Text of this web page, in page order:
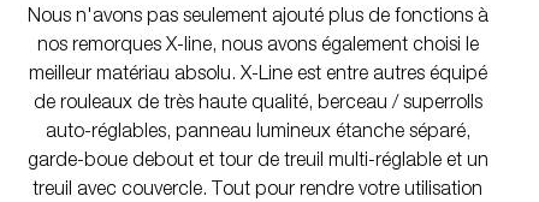
Nous n'avons pas seulement ajouté plus de fonctions à
nos remorques X-line, nous avons également choisi le
meilleur matériau absolu. X-Line est entre autres équipé
de rouleaux de très haute qualité, berceau / superrolls
auto-réglables, panneau lumineux étanche séparé,
garde-boue debout et tour de treuil multi-réglable et un
treuil avec couvercle. Tout pour rendre votre utilisation